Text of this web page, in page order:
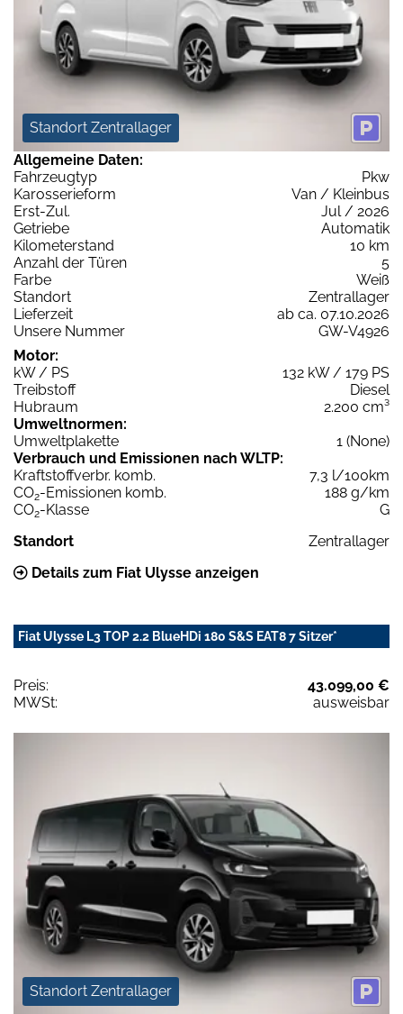
Standort Zentrallager
Allgemeine Daten:
Fahrzeugtyp
Pkw
Karosserieform
Van / Kleinbus
Erst-Zul.
Jul / 2026
Getriebe
Automatik
Kilometerstand
10 km
Anzahl der Türen
5
Farbe
Weiß
Standort
Zentrallager
Lieferzeit
ab ca. 07.10.2026
Unsere Nummer
GW-V4926
Motor:
kW / PS
132 kW / 179 PS
Treibstoff
Diesel
Hubraum
2.200 cm³
Umweltnormen:
Umweltplakette
1 (None)
Verbrauch und Emissionen nach WLTP:
Kraftstoffverbr. komb.
7,3 l/100km
CO2-Emissionen komb.
188 g/km
CO2-Klasse
G
Standort
Zentrallager
Details zum Fiat Ulysse anzeigen
Fiat Ulysse L3 TOP 2.2 BlueHDi 180 S&S EAT8 7 Sitzer*
Preis:
43.099,00 €
MWSt:
ausweisbar
Standort Zentrallager